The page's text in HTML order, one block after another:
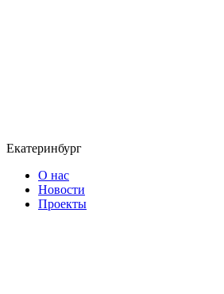
Екатеринбург
О нас
Новости
Проекты